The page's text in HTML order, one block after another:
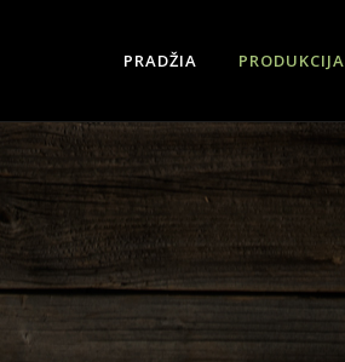
PRADŽIA PRODUKCIJA